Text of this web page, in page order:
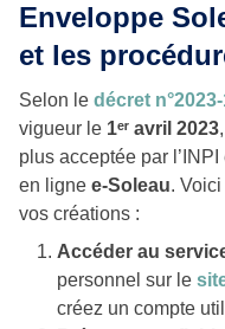
Enveloppe
et les
Selon le décret
vigueur le 1ᵉʳ avril 2023
plus acceptée par
en ligne e-Soleau.
vos créations :
Accéder au
personnel sur le
créez un compte